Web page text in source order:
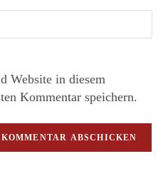
Website in diesem
Kommentar speichern.